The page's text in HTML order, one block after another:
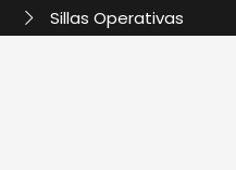
Sillas Operativas